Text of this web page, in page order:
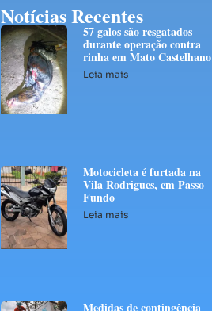
Notícias Recentes
57 galos são resgatados
durante operação contra
rinha em Mato Castelhano
Leia mais
Motocicleta é furtada na
Vila Rodrigues, em Passo
Fundo
Leia mais
Medidas de contingência